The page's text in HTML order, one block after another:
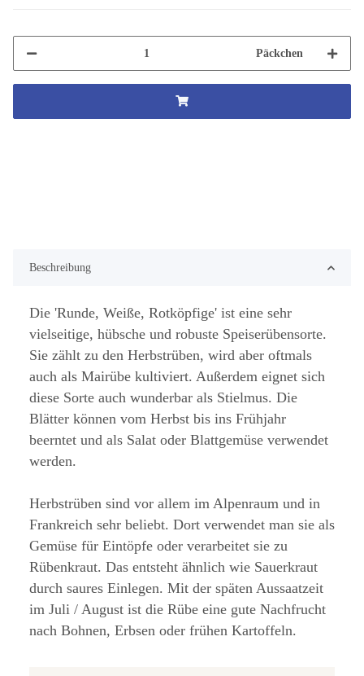
Päckchen
Beschreibung
Die 'Runde, Weiße, Rotköpfige' ist eine sehr
vielseitige, hübsche und robuste Speiserübensorte.
Sie zählt zu den Herbstrüben, wird aber oftmals
auch als Mairübe kultiviert. Außerdem eignet sich
diese Sorte auch wunderbar als Stielmus. Die
Blätter können vom Herbst bis ins Frühjahr
beerntet und als Salat oder Blattgemüse verwendet
werden.
Herbstrüben sind vor allem im Alpenraum und in
Frankreich sehr beliebt. Dort verwendet man sie als
Gemüse für Eintöpfe oder verarbeitet sie zu
Rübenkraut. Das entsteht ähnlich wie Sauerkraut
durch saures Einlegen. Mit der späten Aussaatzeit
im Juli / August ist die Rübe eine gute Nachfrucht
nach Bohnen, Erbsen oder frühen Kartoffeln.